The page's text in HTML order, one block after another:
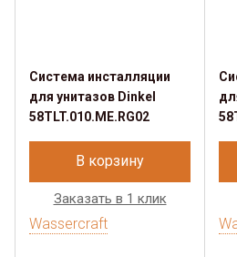
Система инсталляции
для унитазов Dinkel
58TLT.010.ME.RG02
В корзину
Заказать в 1 клик
Wassercraft